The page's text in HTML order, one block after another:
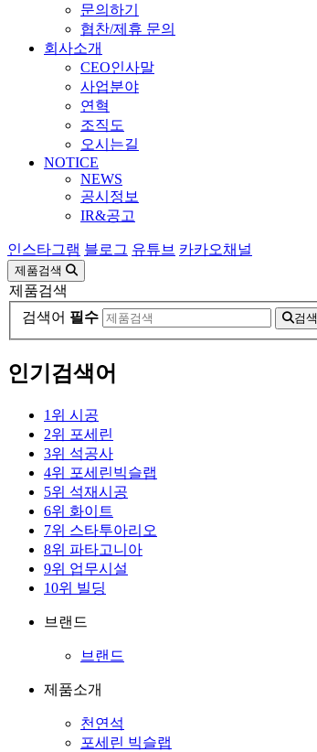
문의하기
협찬/제휴 문의
회사소개
CEO인사말
사업분야
연혁
조직도
오시는길
NOTICE
NEWS
공시정보
IR&공고
인스타그램 블로그 유튜브 카카오채널
제품검색
제품검색
검색어 필수 검색
인기검색어
1 위 시공
2위 포세린
3위 석공사
4위 포세린빅슬랩
5위 석재시공
6위 화이트
7위 스타투아리오
8위 파타고니아
9위 업무시설
10위 빌딩
브랜드
브랜드
제품소개
천연석
포세린 빅슬랩